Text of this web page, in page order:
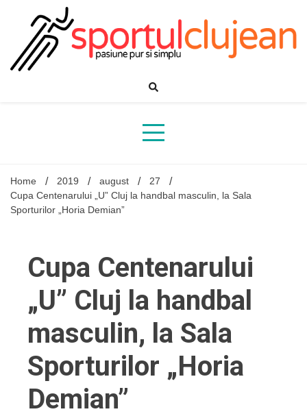
Home 2019 august
27
Cupa Centenarului „U” Cluj la handbal masculin, la Sala
Sporturilor „Horia Demian”
Cupa Centenarului
„U” Cluj la handbal
masculin, la Sala
Sporturilor „Horia
Demian”